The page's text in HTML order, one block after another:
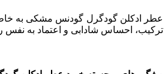
عطر ادکلن گودگرل گودنس مشکی به
ترکیب، احساس شادابی و اعتماد به نفس